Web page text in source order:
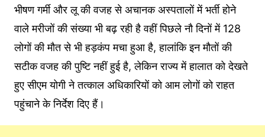
भीषण गर्मी और लू की वजह से अचानक अस्पतालों में भर्ती होने
वाले मरीजों की संख्या भी बढ़ रही है वहीं पिछले नौ दिनों में 128
लोगों की मौत से भी हड़कंप मचा हुआ है, हालांकि इन मौतों की
सटीक वजह की पुष्टि नहीं हुई है, लेकिन राज्य में हालात को देखते
हुए सीएम योगी ने तत्काल अधिकारियों को आम लोगों को राहत
पहुंचाने के निर्देश दिए हैं।